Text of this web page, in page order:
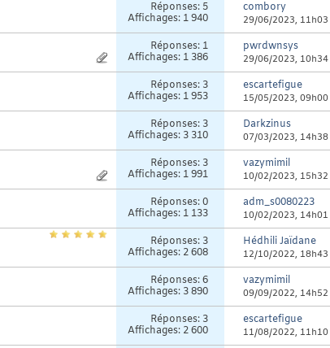
Réponses: 5
Affichages: 1 940
combory
29/06/2023, 11h03
Réponses: 1
Affichages: 1 386
pwrdwnsys
29/06/2023, 10h34
Réponses: 3
Affichages: 1 953
escartefigue
15/05/2023, 09h00
Réponses: 3
Affichages: 3 310
Darkzinus
07/03/2023, 14h38
Réponses: 3
Affichages: 1 991
vazymimil
10/02/2023, 15h32
Réponses:0
Affichages: 1 133
adm_s0080223
10/02/2023, 14h01
Réponses: 3
Affichages: 2 608
Hédhili Jaïdane
12/10/2022, 18h43
Réponses:6
Affichages: 3 890
vazymimil
09/09/2022, 14h52
Réponses: 3
Affichages: 2 600
escartefigue
11/08/2022, 11h10